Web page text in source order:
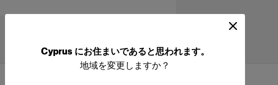
Cyprus にお住まいであると思われます。
地域を変更しますか？